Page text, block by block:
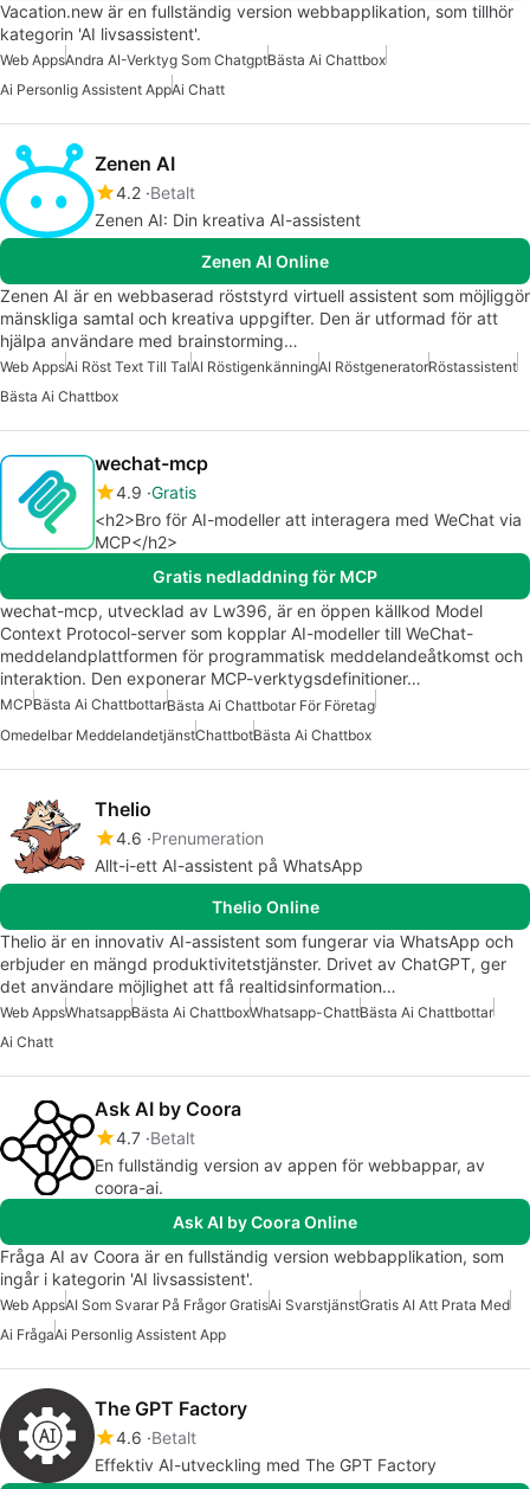
Vacation.new är en fullständig version webbapplikation, som tillhör
kategorin 'AI livsassistent'.
Web AppsAndra AI-Verktyg Som ChatgptBästa Ai Chattbox
Ai Personlig Assistent AppAi Chatt
Zenen AI
4.2 Betalt
Zenen AI: Din kreativa AI-assistent
Zenen AI Online
Zenen AI är en webbaserad röststyrd virtuell assistent som möjliggör
mänskliga samtal och kreativa uppgifter. Den är utformad för att
hjälpa användare med brainstorming…
Web AppsAi Röst Text Till TalAI RöstigenkänningAI RöstgeneratorRöstassistent
Bästa Ai Chattbox
wechat-mcp
4.9 Gratis
<h2>Bro för AI-modeller att interagera med WeChat via
MCP</h2>
Gratis nedladdning för MCP
wechat-mcp, utvecklad av Lw396, är en öppen källkod Model
Context Protocol-server som kopplar AI-modeller till WeChat-
meddelandplattformen för programmatisk meddelandeåtkomst och
interaktion. Den exponerar MCP-verktygsdefinitioner…
MCPBästa Ai ChattbottarBästa Ai Chattbotar För Företag
Omedelbar MeddelandetjänstChattbotBästa Ai Chattbox
Thelio
4.6 Prenumeration
Allt-i-ett AI-assistent på WhatsApp
Thelio Online
Thelio är en innovativ AI-assistent som fungerar via WhatsApp och
erbjuder en mängd produktivitetstjänster. Drivet av ChatGPT, ger
det användare möjlighet att få realtidsinformation…
Web AppsWhatsappBästa Ai ChattboxWhatsapp-ChattBästa Ai Chattbottar
Ai Chatt
Ask AI by Coora
4.7 Betalt
En fullständig version av appen för webbappar, av
coora-ai.
Ask AI by Coora Online
Fråga AI av Coora är en fullständig version webbapplikation, som
ingår i kategorin 'AI livsassistent'.
Web AppsAI Som Svarar På Frågor GratisAi SvarstjänstGratis AI Att Prata Med
Ai FrågaAi Personlig Assistent App
The GPT Factory
4.6 Betalt
Effektiv AI-utveckling med The GPT Factory